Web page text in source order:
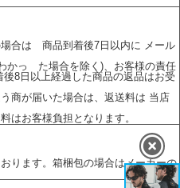
合は 商品到着後7日以内に メール
かっ た場合を除く)、お客様の責任
8日以上経過した商品の返品はお受
商が届いた場合は、返送料は 当店
はお客様負担となります。
ります。箱梱包の場合はメーカーの